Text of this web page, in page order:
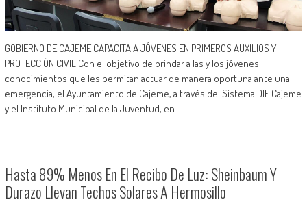
GOBIERNO DE CAJEME CAPACITA A JÓVENES EN PRIMEROS AUXILIOS Y
PROTECCIÓN CIVIL Con el objetivo de brindar a las y los jóvenes
conocimientos que les permitan actuar de manera oportuna ante una
emergencia, el Ayuntamiento de Cajeme, a través del Sistema DIF Cajeme
y el Instituto Municipal de la Juventud, en
Hasta 89% Menos En El Recibo De Luz: Sheinbaum Y
Durazo Llevan Techos Solares A Hermosillo